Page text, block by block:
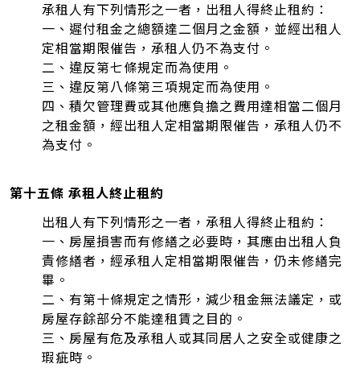
承租人有下列情形之一者，出租人得終止租約：
一、遲付租金之總額達二個月之金額，並經出租人
定相當期限催告，承租人仍不為支付。
二、違反第七條規定而為使用。
三、違反第八條第三項規定而為使用。
四、積欠管理費或其他應負擔之費用達相當二個月
之租金額，經出租人定相當期限催告，承租人仍不
為支付。
第十五條 承租人終止租約
出租人有下列情形之一者，承租人得終止租約：
一、房屋損害而有修繕之必要時，其應由出租人負
責修繕者，經承租人定相當期限催告，仍未修繕完
畢。
二、有第十條規定之情形，減少租金無法議定，或
房屋存餘部分不能達租賃之目的。
三、房屋有危及承租人或其同居人之安全或健康之
瑕疵時。